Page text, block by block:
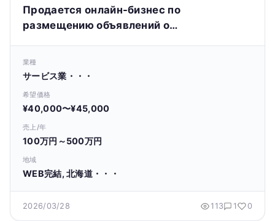
Продается онлайн-бизнес по
размещению объявлений о
недвижимости).
業種
サービス業・・・
希望価格
¥40,000〜¥45,000
売上/年
100万円～500万円
地域
WEB完結, 北海道・・・
2026/03/28 113 1 0